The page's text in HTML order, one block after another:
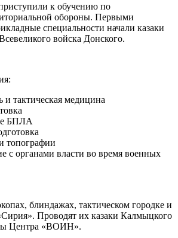
к обучению по
обороны. Первыми
специальности начали казаки
войска Донского.
тактическая медицина
БПЛА
топографии
с органами власти во время военных
блиндажах, тактическом городке и
Проводят их казаки Калмыцкого
Центра «ВОИН».